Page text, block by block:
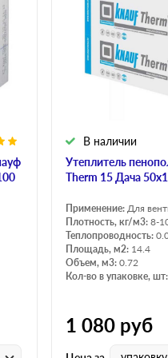
Утеплитель
Therm 15 Дача
В наличии
Применение: Для
Плотность, кг/м3: 8-
Теплопроводность:
Площадь, м2: 14.4
Объем, м3: 0.72
Кол-во в упаковке, шт:
1 080 руб